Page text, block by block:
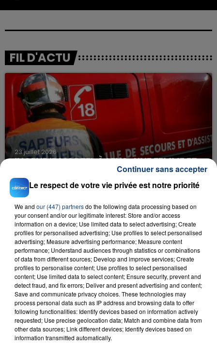
FIL D'ACTU
23 juillet 2026
INCENDIE MORTEL À LENS : UNE FEMME ET
SON BÉBÉ ENTRE LA VIE ET LA...
Un homme s'est immolé par le feu après avoir
aspergé sa compagne et leur bébé de trois mois
d'un liquide inflammable.
20 juillet 2026
UNE ADOLESCENTE DEVANT SE FAIRE
OPÉRER DE LA CHEVILLE RESSORT DE LA...
La famille a porté plainte contre la clinique qui a
reconnu sa responsabilité et présenté ses
excuses.
TITRES DIFFUSÉS
Le respect de votre vie privée est notre priorité
We and our (447) partnersdo the following data processing based on
your consent and/or our legitimate interest: Store and/or access
information on a device; Use limited data to select advertising; Create
profiles for personalised advertising; Use profiles to select personalised
advertising; Measure advertising performance; Measure content
performance; Understand audiences through statistics or combinations
of data from different sources; Develop and improve services; Create
profiles to personalise content; Use profiles to select personalised
content; Use limited data to select content; Ensure security, prevent and
detect fraud, and fix errors; Deliver and present advertising and content;
Save and communicate privacy choices. These technologies may
process personal data such as IP address and browsing data to offer
following functionalities: Identify devices based on information actively
requested; Use precise geolocation data; Match and combine data from
other data sources; Link different devices; Identify devices based on
information transmitted automatically.
Continuer sans accepter